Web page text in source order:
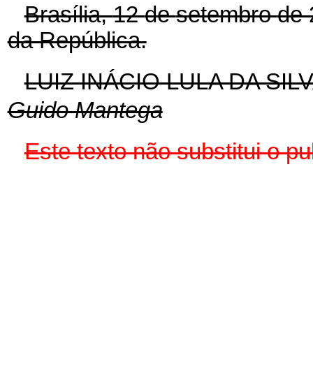
Brasília,12desetembrode
da República.
LUIZ INÁCIO LULA DA
Guido Mantega
Este texto não substitui o